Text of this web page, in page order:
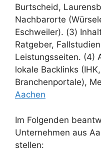
Burtscheid,
Nachbarorte
Eschweiler). (3)
Ratgeber,
Leistungsseiten. (4)
lokale Backlinks
Branchenportale),
Aachen
Im Folgenden
Unternehmen aus
stellen: